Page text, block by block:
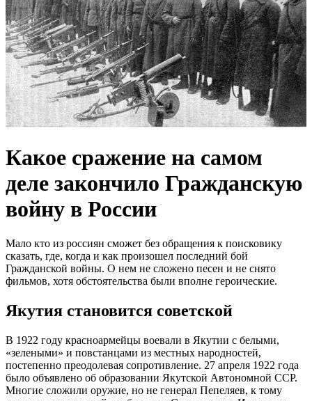
Какое сражение на самом
деле закончило Гражданскую
войну в России
Мало кто из россиян сможет без обращения к поисковику
сказать, где, когда и как произошел последний бой
Гражданской войны. О нем не сложено песен и не снято
фильмов, хотя обстоятельства были вполне героические.
Якутия становится советской
В 1922 году красноармейцы воевали в Якутии с белыми,
«зелеными» и повстанцами из местных народностей,
постепенно преодолевая сопротивление. 27 апреля 1922 года
было объявлено об образовании Якутской Автономной ССР.
Многие сложили оружие, но не генерал Пепеляев, к тому